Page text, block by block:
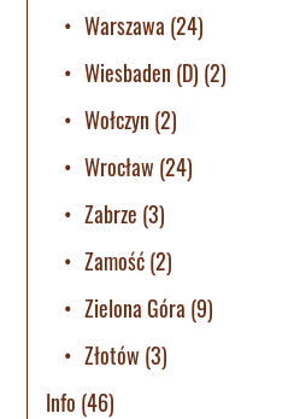
Warszawa (24)
Wiesbaden (D) (2)
Wołczyn (2)
Wrocław (24)
Zabrze (3)
Zamość(2)
Zielona Góra (9)
Złotów (3)
Info (46)